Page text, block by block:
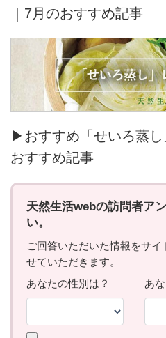
｜7月のおすすめ記事
▶おすすめ「せいろ蒸
おすすめ記事